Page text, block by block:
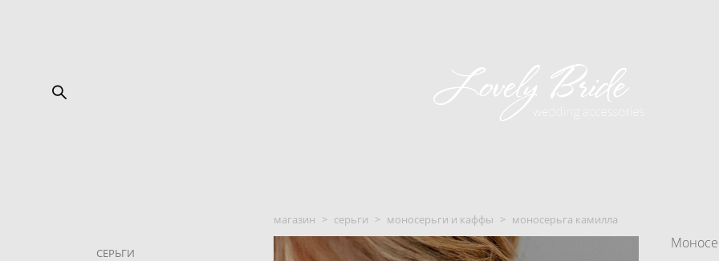
СЕРЬГИ
магазин > серьги > моносерьги и каффы > моносерьга камилла